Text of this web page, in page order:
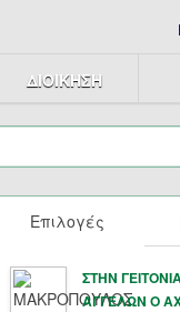
ΔΙΟΙΚΗΣΗ
Επιλογές
ΣΤΗΝ
ΑΓΓΕΛΩΝ Ο